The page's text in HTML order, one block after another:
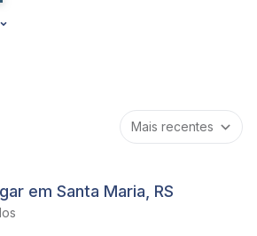
em Santa Maria, RS